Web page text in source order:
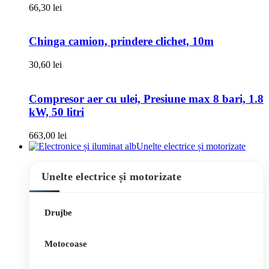
66,30 lei
Chinga camion, prindere clichet, 10m
30,60 lei
Compresor aer cu ulei, Presiune max 8 bari, 1.8
kW, 50 litri
663,00 lei
Unelte electrice și motorizate
Unelte electrice și motorizate
Drujbe
Motocoase